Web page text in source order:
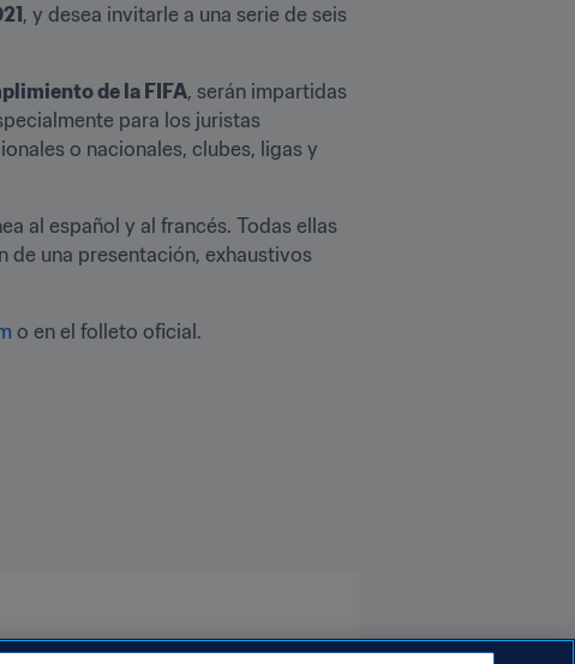
, y desea invitarle a una serie de seis
de la FIFA, serán impartidas
para los juristas
o nacionales, clubes, ligas y
al español y al francés. Todas ellas
una presentación, exhaustivos
o en el folleto oficial.